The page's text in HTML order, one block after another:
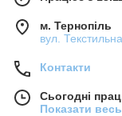
м. Тернопіль
вул.
Контакти
Сьогодні
Показати